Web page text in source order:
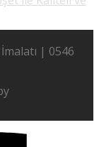
| 0546